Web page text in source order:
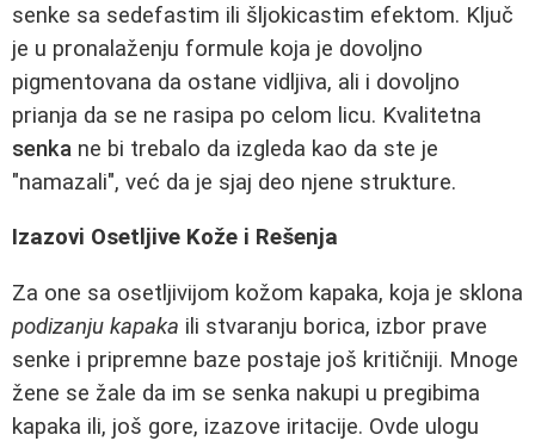
senke sa sedefastim ili šljokicastim efektom. Ključ
je u pronalaženju formule koja je dovoljno
pigmentovana da ostane vidljiva, ali i dovoljno
prianja da se ne rasipa po celom licu. Kvalitetna
senka ne bi trebalo da izgleda kao da ste je
"namazali", već da je sjaj deo njene strukture.
Izazovi Osetljive Kože i Rešenja
Za one sa osetljivijom kožom kapaka, koja je sklona
podizanju kapaka ili stvaranju borica, izbor prave
senke i pripremne baze postaje još kritičniji. Mnoge
žene se žale da im se senka nakupi u pregibima
kapaka ili, još gore, izazove iritacije. Ovde ulogu